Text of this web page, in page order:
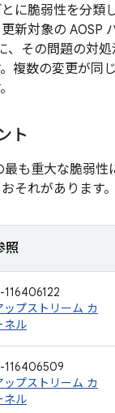
に脆弱性を分類
新対象の AOSP
、その問題の対
複数の変更が同
ト
も重大な脆弱
それがあります。
照
116406122
ップストリーム カ
ネル
116406509
ップストリーム カ
ネル